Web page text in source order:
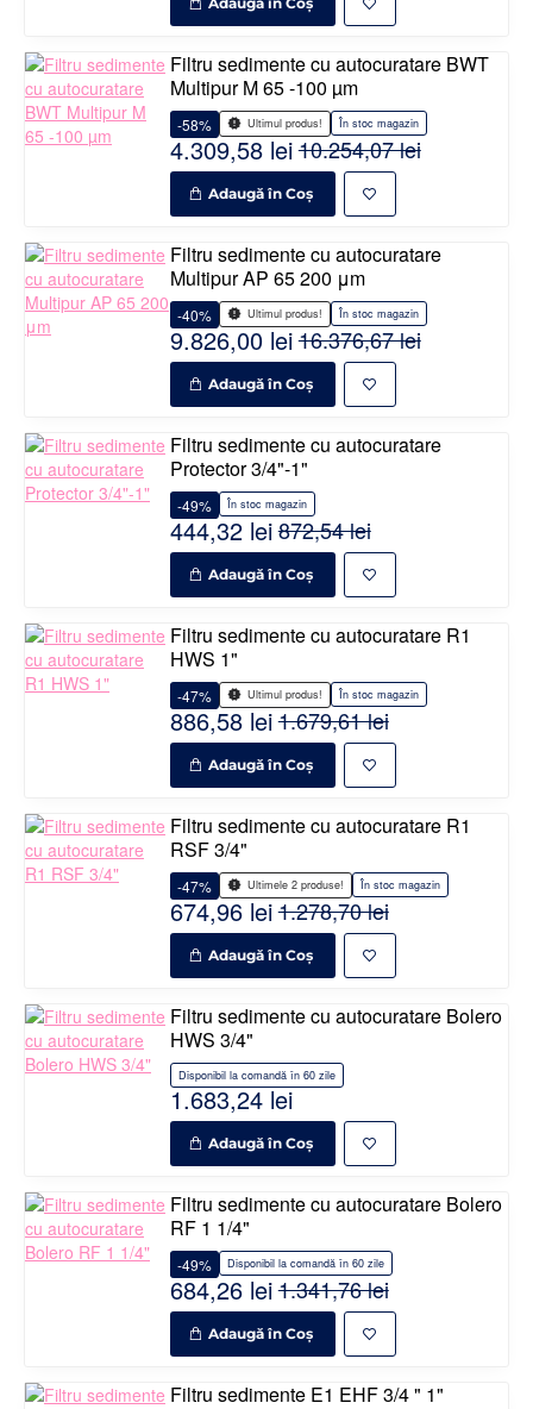
Filtru sedimente cu autocuratare BWT
Multipur M 65 -100 µm
Ultimul produs! În stoc magazin
-58%
4.309,58 lei10.254,07 lei
Adaugă în Coş
Filtru sedimente cu autocuratare
Multipur AP 65 200 μm
Ultimul produs! În stoc magazin
-40%
9.826,00 lei16.376,67 lei
Adaugă în Coş
Filtru sedimente cu autocuratare
Protector 3/4"-1"
În stoc magazin
-49%
444,32 lei872,54 lei
Adaugă în Coş
Filtru sedimente cu autocuratare R1
HWS 1"
Ultimul produs! În stoc magazin
-47%
886,58 lei1.679,61 lei
Adaugă în Coş
Filtru sedimente cu autocuratare R1
RSF 3/4"
Ultimele 2 produse! În stoc magazin
-47%
674,96 lei1.278,70 lei
Adaugă în Coş
Filtru sedimente cu autocuratare Bolero
HWS 3/4"
Disponibil la comandă în 60 zile
1.683,24 lei
Adaugă în Coş
Filtru sedimente cu autocuratare Bolero
RF 1 1/4"
Disponibil la comandă în 60 zile
-49%
684,26 lei1.341,76 lei
Adaugă în Coş
Filtru sedimente E1 EHF 3/4 " 1"